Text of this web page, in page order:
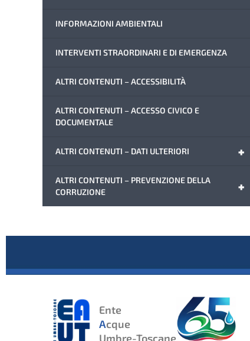
INFORMAZIONI AMBIENTALI
INTERVENTI STRAORDINARI E DI EMERGENZA
ALTRI CONTENUTI – ACCESSIBILITÀ
ALTRI CONTENUTI – ACCESSO CIVICO E
DOCUMENTALE
+
ALTRI CONTENUTI – DATI ULTERIORI
+
ALTRI CONTENUTI – PREVENZIONE DELLA
CORRUZIONE
Ente
Acque
Umbre-Toscane